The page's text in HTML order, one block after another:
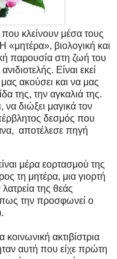
που κλείνουν μέσα τους
«μητέρα», βιολογική και
παρουσία στη ζωή του
Είναι εκεί
ακούσει και να μας
της, την αγκαλιά της.
διώξει μαγικά τον
δεσμός που
αποτέλεσε πηγή
μέρα εορτασμού της
τη μητέρα, μια γιορτή
της θεάς
την προσφωνεί ο
ακτιβίστρια
αυτή που είχε πρώτη